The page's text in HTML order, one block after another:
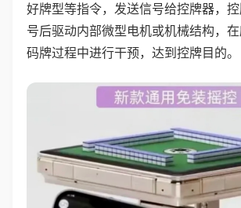
好牌型等指令，发送信号给控牌器，
号后驱动内部微型电机或机械结构，在
码牌过程中进行干预，达到控牌目的。